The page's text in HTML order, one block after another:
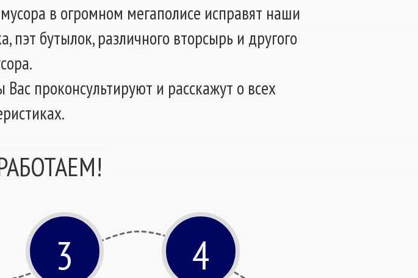
в огромном мегаполисе исправят наши
пэт бутылок, различного вторсырь и другого
проконсультируют и расскажут о всех
3 4